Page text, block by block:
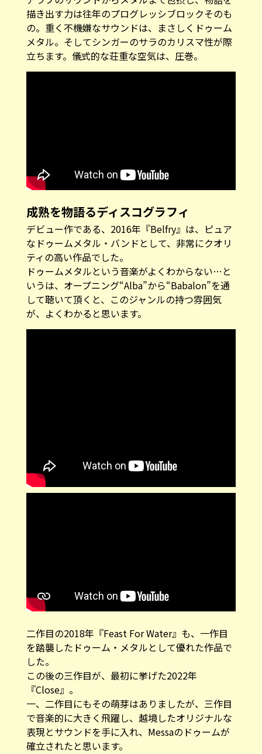
描き出す力は往年のプログレッシブロックそのも
の。重く不機嫌なサウンドは、まさしくドゥーム
メタル。そしてシンガーのサラのカリスマ性が際
立ちます。儀式的な荘重な空気は、圧巻。
成熟を物語るディスコグラフィ
デビュー作である、2016年『Belfry』は、ピュア
なドゥームメタル・バンドとして、非常にクオリ
ティの高い作品でした。
ドゥームメタルという音楽がよくわからない…と
いうは、オープニング“Alba”から“Babalon”を通
して聴いて頂くと、このジャンルの持つ雰囲気
が、よくわかると思います。
二作目の2018年『Feast For Water』も、一作目
を踏襲したドゥーム・メタルとして優れた作品で
した。
この後の三作目が、最初に挙げた2022年
『Close』。
一、二作目にもその萌芽はありましたが、三作目
で音楽的に大きく飛躍し、越境したオリジナルな
表現とサウンドを手に入れ、Messaのドゥームが
確立されたと思います。